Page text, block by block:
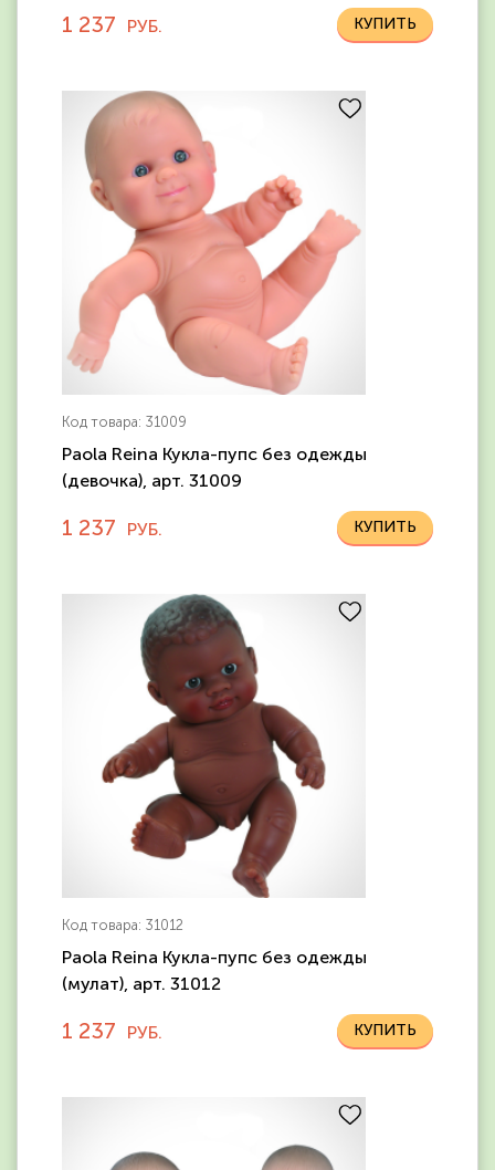
1 237 РУБ.
Код товара: 31009
Paola Reina Кукла-пупс без одежды
(девочка), арт. 31009
1 237 РУБ.
Код товара: 31012
Paola Reina Кукла-пупс без одежды
(мулат), арт. 31012
1 237 РУБ.